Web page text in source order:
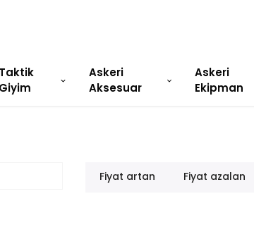
Taktik
Giyim
Askeri
Aksesuar
Askeri
Ekipman
Fiyat artan Fiyat azalan